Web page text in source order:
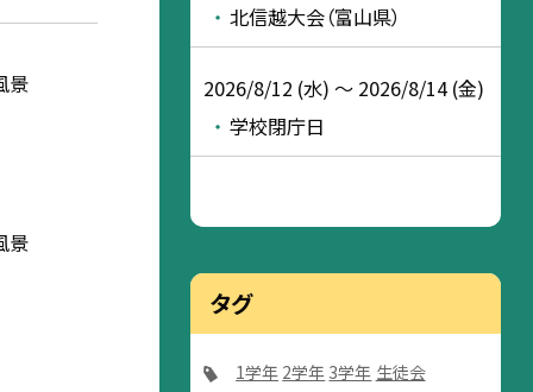
景
景
北信越大会（富山県）
2026/8/12 (水) ～ 2026/8/14 (金)
学校閉庁日
タグ
1学年 2学年 3学年 生徒会